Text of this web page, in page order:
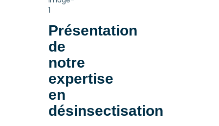
Présentation
de
notre
expertise
en
désinsectisation